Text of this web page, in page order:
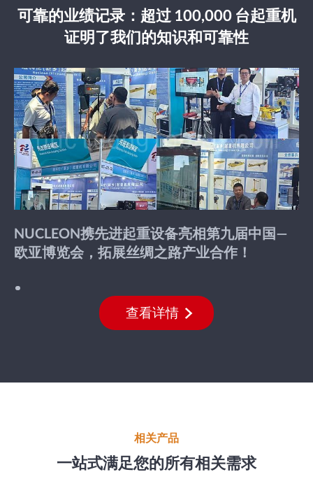
可靠的业绩记录：超过 100,000 台起重机
证明了我们的知识和可靠性
NUCLEON携先进起重设备亮相第九届中国—
欧亚博览会，拓展丝绸之路产业合作！
查看详情
相关产品
一站式满足您的所有相关需求